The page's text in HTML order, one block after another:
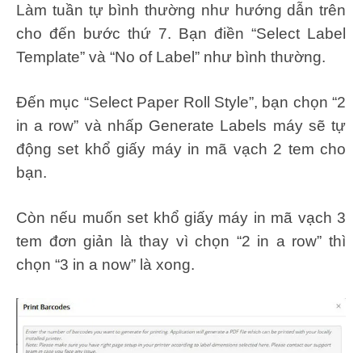
Làm tuần tự bình thường như hướng dẫn trên
cho đến bước thứ 7. Bạn điền “Select Label
Template” và “No of Label” như bình thường.
Đến mục “Select Paper Roll Style”, bạn chọn “2
in a row” và nhấp Generate Labels máy sẽ tự
động set khổ giấy máy in mã vạch 2 tem cho
bạn.
Còn nếu muốn set khổ giấy máy in mã vạch 3
tem đơn giản là thay vì chọn “2 in a row” thì
chọn “3 in a now” là xong.